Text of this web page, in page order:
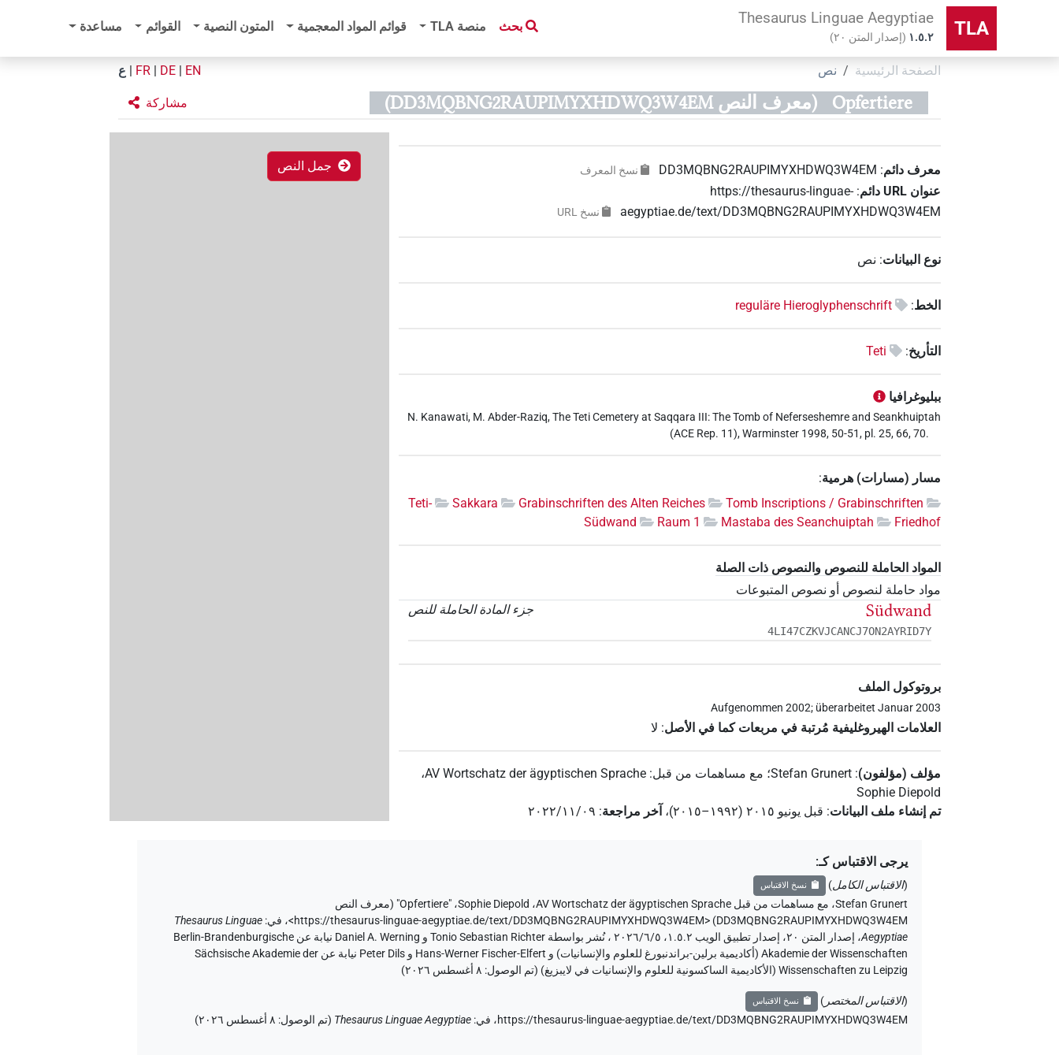
TLA
Thesaurus Linguae Aegyptiae
۱.٥.٢ (إصدار المتن ٢٠)
بحث منصة‏ ‏TLA قوائم المواد المعجمية المتون النصية القوائم مساعدة
الصفحة الرئيسية نص EN
DE
FR ع
Opfertiere (معرف النص DD3MQBNG2RAUPIMYXHDWQ3W4EM) مشاركة
جمل النص معرف دائم:
DD3MQBNG2RAUPIMYXHDWQ3W4EM نسخ المعرف
عنوان‏ ‏URL‏ دائم :
https://thesaurus-linguae-
aegyptiae.de/text/DD3MQBNG2RAUPIMYXHDWQ3W4EM
نسخ‏ ‏URL
نوع البيانات: نص
الخط:
reguläre Hieroglyphenschrift
التأريخ:
Teti
ببليوغرافيا
N. Kanawati, M. Abder-Raziq, The Teti Cemetery at Saqqara III: The Tomb of Neferseshemre and Seankhuiptah
(ACE Rep. 11), Warminster 1998, 50-51, pl. 25, 66, 70.
مسار (مسارات) هرمية:
Tomb Inscriptions / Grabinschriften
Grabinschriften des Alten Reiches
Sakkara
Teti-
Friedhof
Mastaba des Seanchuiptah
Raum 1
Südwand
المواد الحاملة للنصوص والنصوص ذات الصلة
مواد حاملة لنصوص أو نصوص المتبوعات
جزء المادة الحاملة للنص
Südwand
4LI47CZKVJCANCJ7ON2AYRID7Y
بروتوكول الملف
Aufgenommen 2002; überarbeitet Januar 2003
العلامات الهيروغليفية مُرتبة في مربعات كما في الأصل: لا
مؤلف (مؤلفون):
Stefan Grunert؛ مع مساهمات من قبل:
AV Wortschatz der ägyptischen Sprache،
Sophie Diepold
تم إنشاء ملف البيانات: قبل يونيو ۲۰۱٥ (۱۹۹۲–۲۰۱٥) ،آخر مراجعة: ٢٠٢٢/١١/٠٩
يرجى الاقتباس كـ:
(الاقتباس الكامل) نسخ الاقتباس
Stefan Grunert، مع مساهمات من قبل AV Wortschatz der ägyptischen Sprache، Sophie Diepold،"Opfertiere" (
معرف النص
DD3MQBNG2RAUPIMYXHDWQ3W4EM
)
<https://thesaurus-linguae-aegyptiae.de/text/DD3MQBNG2RAUPIMYXHDWQ3W4EM>، في:
Thesaurus Linguae
Aegyptiae،
إصدار المتن ٢٠، إصدار تطبيق الويب ۱.٥.٢، ٢٠٢٦/٦/٥ ، نُشر بواسطة Tonio Sebastian Richter و Daniel A. Werning نيابة عن Berlin-Brandenburgische
Akademie der Wissenschaften (أكاديمية برلين-براندنبورغ للعلوم والإنسانيات) و Hans-Werner Fischer-Elfert و Peter Dils نيابة عن Sächsische Akademie der
Wissenschaften zu Leipzig (الأكاديمية الساكسونية للعلوم والإنسانيات في لايبزيغ) (تم الوصول:
٨ أغسطس ٢٠٢٦ )
(الاقتباس المختصر) نسخ الاقتباس
https://thesaurus-linguae-aegyptiae.de/text/DD3MQBNG2RAUPIMYXHDWQ3W4EM، في:
Thesaurus Linguae Aegyptiae
(تم الوصول: ٨ أغسطس ٢٠٢٦ )